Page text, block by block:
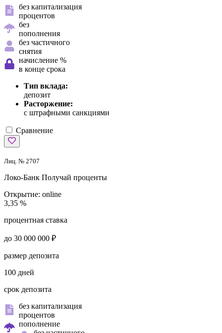
без капитализация
процентов
без
пополнения
без частичного
снятия
начисление %
в конце срока
Тип вклада:
депозит
Расторжение:
с штрафными санкциями
Сравнение
Лиц. № 2707
Локо-Банк Получай проценты
Открытие: online
3,35 %
процентная ставка
до 30 000 000 ₽
размер депозита
100 дней
срок депозита
без капитализация
процентов
пополнение